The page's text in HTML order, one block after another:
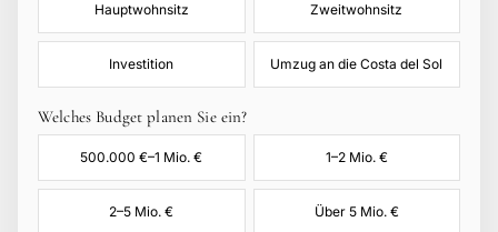
Hauptwohnsitz Zweitwohnsitz
Investition Umzug an die Costa del Sol
Welches Budget planen Sie ein?
500.000 €–1 Mio. € 1–2 Mio. €
2–5 Mio. € Über 5 Mio. €